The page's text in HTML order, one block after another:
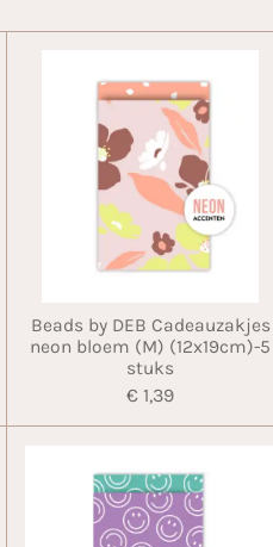
Beads by DEB Cadeauzakjes
neon bloem (M) (12x19cm)-5
stuks
€ 1,39